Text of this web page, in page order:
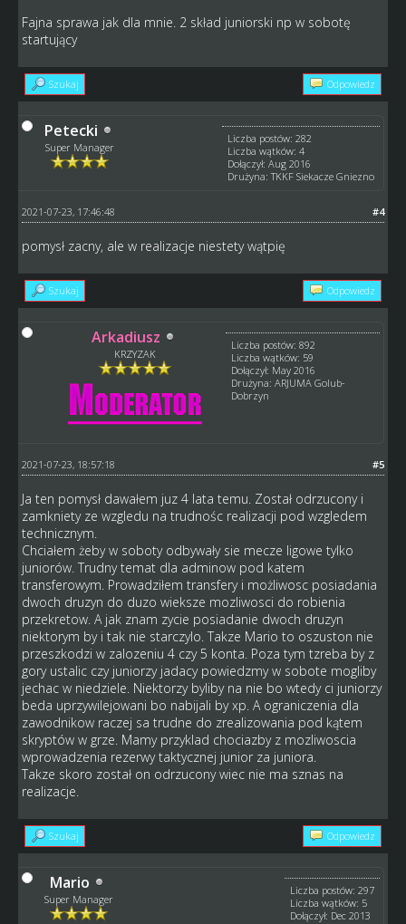
Fajna sprawa jak dla mnie. 2 skład juniorski np w sobotę
startujący
Szukaj Odpowiedz
Petecki
Super Manager
Liczba postów: 282
Liczba wątków: 4
Dołączył: Aug 2016
Drużyna: TKKF Siekacze Gniezno
#4
2021-07-23, 17:46:48
pomysł zacny, ale w realizacje niestety wątpię
Szukaj Odpowiedz
Arkadiusz
KRZYZAK
Liczba postów: 892
Liczba wątków: 59
Dołączył: May 2016
Drużyna: ARJUMA Golub-
Dobrzyn
#5
2021-07-23, 18:57:18
Ja ten pomysł dawałem juz 4 lata temu. Został odrzucony i
zamkniety ze wzgledu na trudnośc realizacji pod wzgledem
technicznym.
Chciałem żeby w soboty odbywały sie mecze ligowe tylko
juniorów. Trudny temat dla adminow pod katem
transferowym. Prowadziłem transfery i możliwosc posiadania
dwoch druzyn do duzo wieksze mozliwosci do robienia
przekretow. A jak znam zycie posiadanie dwoch druzyn
niektorym by i tak nie starczylo. Takze Mario to oszuston nie
przeszkodzi w zalozeniu 4 czy 5 konta. Poza tym tzreba by z
gory ustalic czy juniorzy jadacy powiedzmy w sobote mogliby
jechac w niedziele. Niektorzy byliby na nie bo wtedy ci juniorzy
beda uprzywilejowani bo nabijali by xp. A ograniczenia dla
zawodnikow raczej sa trudne do zrealizowania pod kątem
skryptów w grze. Mamy przyklad chociazby z mozliwoscia
wprowadzenia rezerwy taktycznej junior za juniora.
Takze skoro został on odrzucony wiec nie ma sznas na
realizacje.
Szukaj Odpowiedz
Mario
Super Manager
Liczba postów: 297
Liczba wątków: 5
Dołączył: Dec 2013